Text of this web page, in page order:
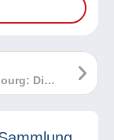
Die
vom